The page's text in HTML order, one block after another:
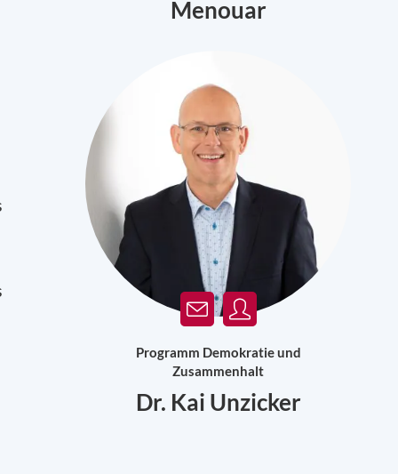
Menouar
Programm Demokratie und
Zusammenhalt
Dr. Kai Unzicker